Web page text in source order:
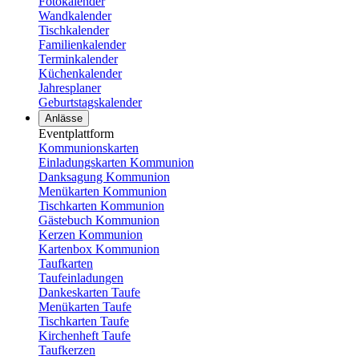
Wandkalender
Tischkalender
Familienkalender
Terminkalender
Küchenkalender
Jahresplaner
Geburtstagskalender
Anlässe
Eventplattform
Kommunionskarten
Einladungskarten Kommunion
Danksagung Kommunion
Menükarten Kommunion
Tischkarten Kommunion
Gästebuch Kommunion
Kerzen Kommunion
Kartenbox Kommunion
Taufkarten
Taufeinladungen
Dankeskarten Taufe
Menükarten Taufe
Tischkarten Taufe
Kirchenheft Taufe
Taufkerzen